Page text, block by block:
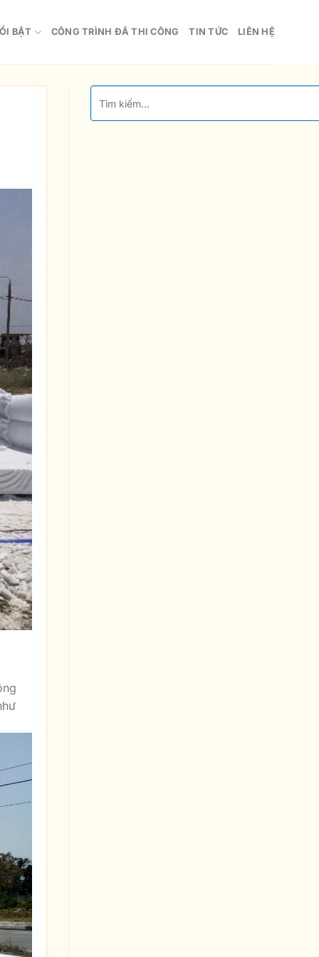
BẬT CÔNG TRÌNH ĐÃ THI CÔNG TIN TỨC LIÊN HỆ